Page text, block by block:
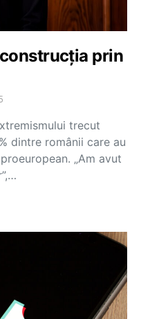
prin
trecut
dintre românii care au
„Am avut